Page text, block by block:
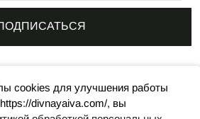
cookies для улучшения работы
divnayaiva.com/, вы